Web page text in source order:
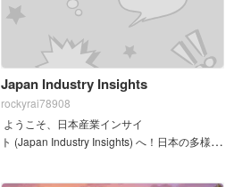
Japan Industry Insights
rockyrai78908
ようこそ、日本産業インサイ
ト (Japan Industry Insights) へ！日本の多様な